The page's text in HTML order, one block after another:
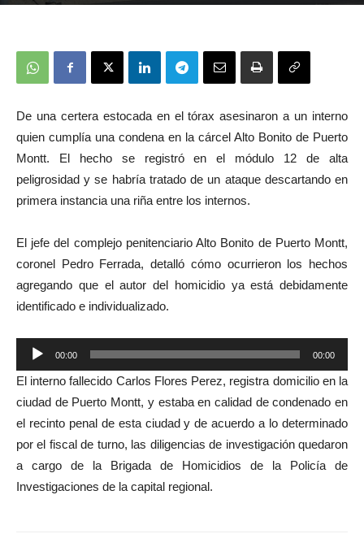
De una certera estocada en el tórax asesinaron a un interno
quien cumplía una condena en la cárcel Alto Bonito de Puerto
Montt. El hecho se registró en el módulo 12 de alta
peligrosidad y se habría tratado de un ataque descartando en
primera instancia una riña entre los internos.
El jefe del complejo penitenciario Alto Bonito de Puerto Montt,
coronel Pedro Ferrada, detalló cómo ocurrieron los hechos
agregando que el autor del homicidio ya está debidamente
identificado e individualizado.
Reproductor
de
audio
00:00 00:00
El interno fallecido Carlos Flores Perez, registra domicilio en la
ciudad de Puerto Montt, y estaba en calidad de condenado en
el recinto penal de esta ciudad y de acuerdo a lo determinado
por el fiscal de turno, las diligencias de investigación quedaron
a cargo de la Brigada de Homicidios de la Policía de
Investigaciones de la capital regional.